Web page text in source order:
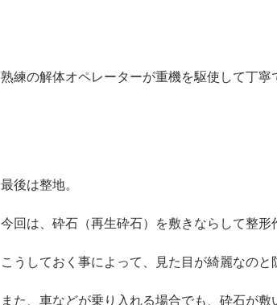
熟練の解体オペレーターが重機を駆使して丁寧
最後は整地。
今回は、砕石（再生砕石）を敷きならして整形
こうしておく事によって、見た目が綺麗なのと
また、車などが乗り入れる場合でも、砕石が敷